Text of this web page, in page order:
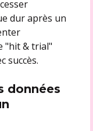
dur après un
"hit & trial"
succès.
données